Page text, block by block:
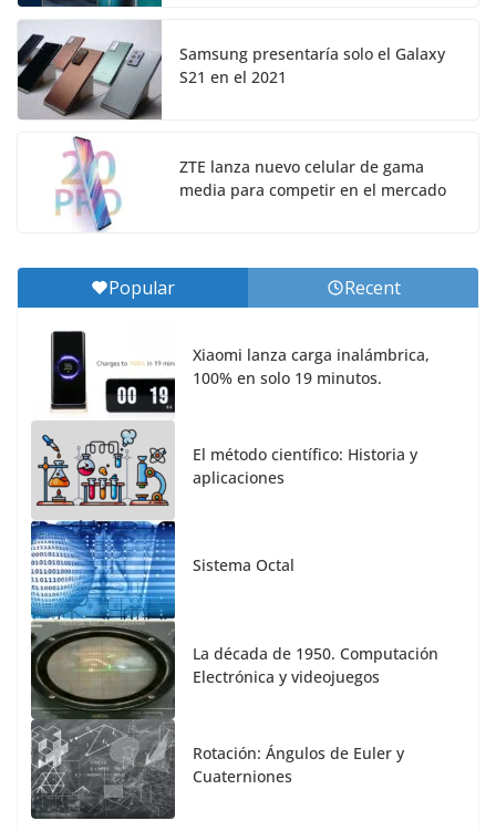
Samsung presentaría solo el Galaxy
S21 en el 2021
ZTE lanza nuevo celular de gama
media para competir en el mercado
Popular Recent
Xiaomi lanza carga inalámbrica,
100% en solo 19 minutos.
El método científico: Historia y
aplicaciones
Sistema Octal
La década de 1950. Computación
Electrónica y videojuegos
Rotación: Ángulos de Euler y
Cuaterniones